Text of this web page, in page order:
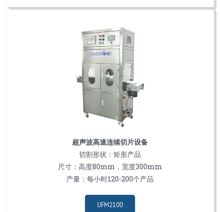
超声波高速连续切片设备
切割形状：矩形产品
尺寸：高度80mm，宽度300mm
产量：每小时120-200个产品
UFM2100